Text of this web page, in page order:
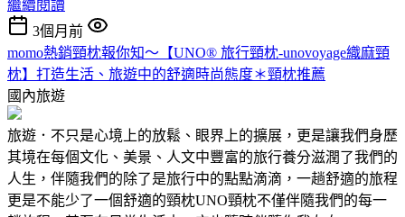
繼續閱讀
3個月前
momo熱銷頸枕報你知～【UNO® 旅行頸枕-unovoyage織麻頸
枕】打造生活、旅遊中的舒適時尚態度＊頸枕推薦
國內旅遊
旅遊．不只是心境上的放鬆、眼界上的擴展，更是讓我們身歷
其境在每個文化、美景、人文中豐富的旅行養分滋潤了我們的
人生，伴隨我們的除了是旅行中的點點滴滴，一趟舒適的旅程
更是不能少了一個舒適的頸枕UNO頸枕不僅伴隨我們的每一